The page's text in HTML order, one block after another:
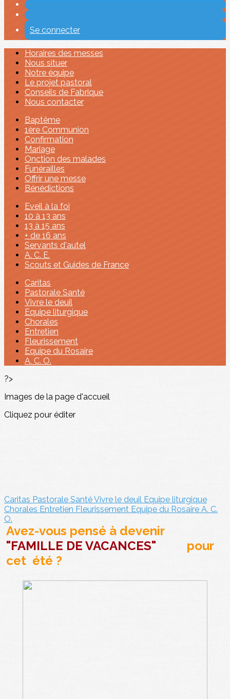
Se connecter
Horaires des messes
Nous situer
Notre équipe
Le projet pastoral
Conseils de Fabrique
Nous contacter
Baptême
1ère Communion
Confirmation
Mariage
Onction des malades
Funérailles
Offrir une messe
Bénédictions
Eveil à la foi
10 à 13 ans
13 à 15 ans
+ de 16 ans
Servants d'autel
A. C. E.
Scouts et Guides de France
Caritas
Pastorale Santé
Vivre le deuil
Equipe liturgique
Chorales
Entretien
Fleurissement
Equipe du Rosaire
A. C. O.
?>
Images de la page d'accueil
Cliquez pour éditer
Caritas Pastorale SantéVivre le deuil Equipe liturgique
Chorales Entretien Fleurissement Equipe du Rosaire A. C.
O.
Avez-vous pensé à devenir
"FAMILLE DE VACANCES"
pour
cet été ?